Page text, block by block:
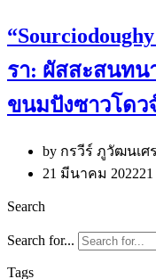
รา: ผัสสะสนทน
ขนมปังซาวโดว
by กรวีร์ ภูวัฒนเศ
21 มีนาคม 2022
Search
Search for...
Tags